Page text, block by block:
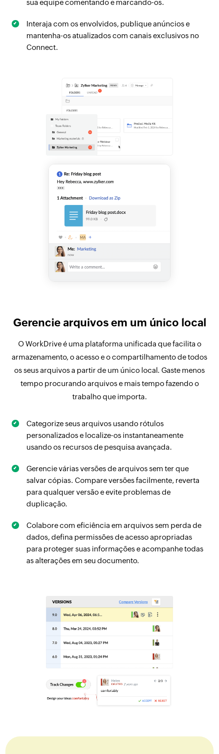
sua equipe comentando e marcando-os.
Interaja com os envolvidos, publique anúncios e
mantenha-os atualizados com canais exclusivos no
Connect.
Gerencie arquivos em um único local
O WorkDrive é uma plataforma unificada que facilita o
armazenamento, o acesso e o compartilhamento de todos
os seus arquivos a partir de um único local. Gaste menos
tempo procurando arquivos e mais tempo fazendo o
trabalho que importa.
Categorize seus arquivos usando rótulos
personalizados e localize-os instantaneamente
usando os recursos de pesquisa avançada.
Gerencie várias versões de arquivos sem ter que
salvar cópias. Compare versões facilmente, reverta
para qualquer versão e evite problemas de
duplicação.
Colabore com eficiência em arquivos sem perda de
dados, defina permissões de acesso apropriadas
para proteger suas informações e acompanhe todas
as alterações em seu documento.